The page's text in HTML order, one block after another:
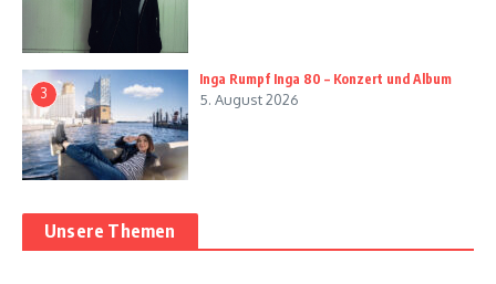
3
Inga Rumpf Inga 80 – Konzert und Album
5. August 2026
Unsere Themen